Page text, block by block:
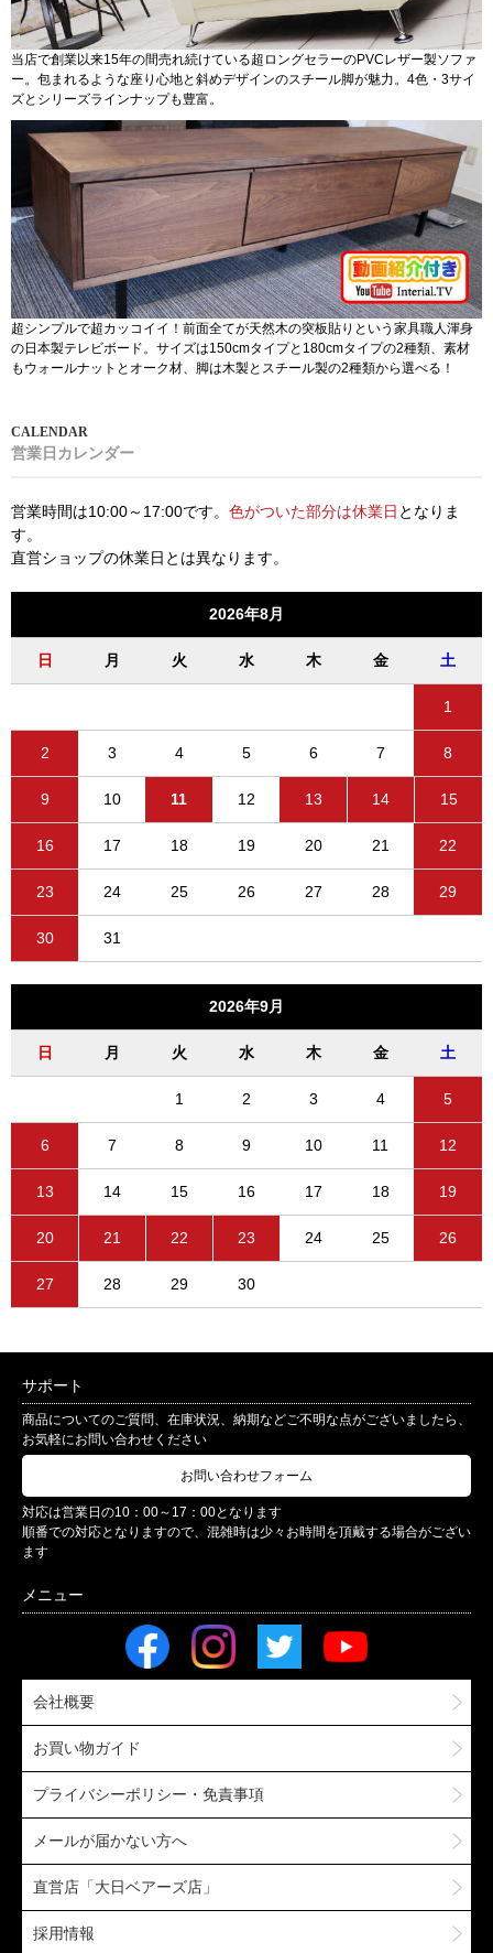
当店で創業以来15年の間売れ続けている超ロングセラーのPVCレザー製ソファ
ー。包まれるような座り心地と斜めデザインのスチール脚が魅力。4色・3サイ
ズとシリーズラインナップも豊富。
超シンプルで超カッコイイ！前面全てが天然木の突板貼りという家具職人渾身
の日本製テレビボード。サイズは150cmタイプと180cmタイプの2種類、素材
もウォールナットとオーク材、脚は木製とスチール製の2種類から選べる！
営業日カレンダー
営業時間は10:00～17:00です。 色がついた部分は休業日 となりま
す。
直営ショップの休業日とは異なります。
2026年8月
日 月 火 水 木 金 土
1
2 3 4 5 6 7 8
9 10 11 12 13 14 15
16 17 18 19 20 21 22
23 24 25 26 27 28 29
30 31
2026年9月
日 月 火 水 木 金 土
1 2 3 4 5
6 7 8 9 10 11 12
13 14 15 16 17 18 19
20 21 22 23 24 25 26
27 28 29 30
サポート
商品についてのご質問、在庫状況、納期などご不明な点がございましたら、
お気軽にお問い合わせください
お問い合わせフォーム
対応は営業日の10：00～17：00となります
順番での対応となりますので、混雑時は少々お時間を頂戴する場合がござい
ます
会社概要
お買い物ガイド
プライバシーポリシー・免責事項
メールが届かない方へ
直営店「大日ベアーズ店」
採用情報